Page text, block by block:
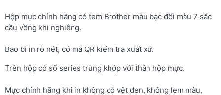
Hộp mực chính hãng có tem Brother màu bạc đổi màu 7 sắc
cầu vồng khi nghiêng.
Bao bì in rõ nét, có mã QR kiểm tra xuất xứ.
Trên hộp có số series trùng khớp với thân hộp mực.
Mực chính hãng khi in không có vệt đen, không lem màu,